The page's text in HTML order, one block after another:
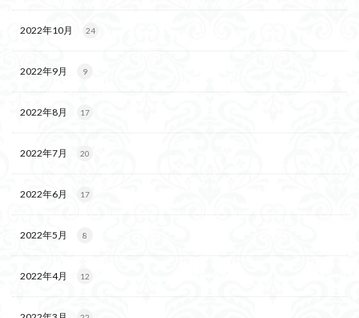
2022年10月 24
2022年9月 9
2022年8月 17
2022年7月 20
2022年6月 17
2022年5月 8
2022年4月 12